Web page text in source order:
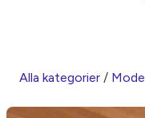
Alla kategorier / Mode